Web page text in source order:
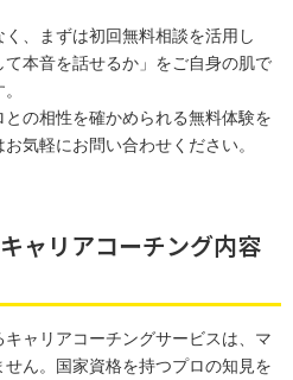
、まずは初回無料相談を活用し
本音を話せるか」をご自身の肌で
の相性を確かめられる無料体験を
気軽にお問い合わせください。
ャリアコーチング内容
ャリアコーチングサービスは、マ
ん。国家資格を持つプロの知見を